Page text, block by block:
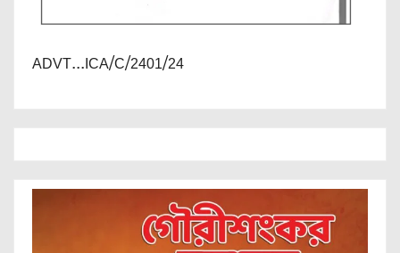
ADVT...ICA/C/2401/24